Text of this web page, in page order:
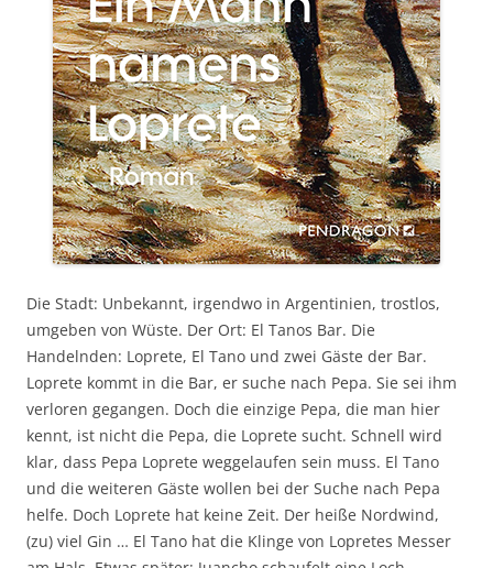
Die Stadt: Unbekannt, irgendwo in Argentinien, trostlos,
umgeben von Wüste. Der Ort: El Tanos Bar. Die
Handelnden: Loprete, El Tano und zwei Gäste der Bar.
Loprete kommt in die Bar, er suche nach Pepa. Sie sei ihm
verloren gegangen. Doch die einzige Pepa, die man hier
kennt, ist nicht die Pepa, die Loprete sucht. Schnell wird
klar, dass Pepa Loprete weggelaufen sein muss. El Tano
und die weiteren Gäste wollen bei der Suche nach Pepa
helfe. Doch Loprete hat keine Zeit. Der heiße Nordwind,
(zu) viel Gin … El Tano hat die Klinge von Lopretes Messer